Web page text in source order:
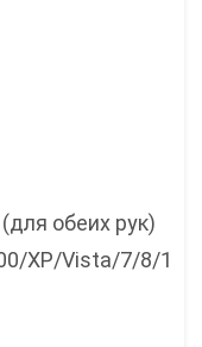
обеих рук)
XP/Vista/7/8/1